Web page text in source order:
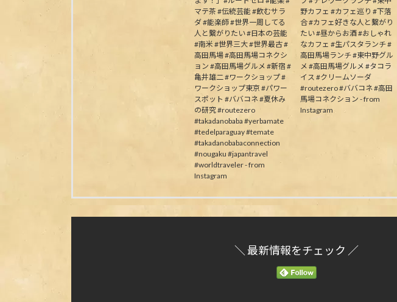
マテ茶 #伝統芸能 #飲むサラ
ダ #能楽師 #世界一周してる
人と繋がりたい #日本の芸能
#南米 #世界三大 #世界最古 #
高田馬場 #高田馬場コネクシ
ョン #高田馬場グルメ #新宿 #
亀井雄二 #ワークショップ #
ワークショップ東京 #パワー
スポット #ババコネ #夏休み
の研究 #routezero
#takadanobaba #yerbamate
#tedelparaguay #temate
#takadanobabaconnection
#nougaku #japantravel
#worldtraveler - from
Instagram
野カフェ #カフェ巡り #下落
合 #カフェ好きな人と繋がり
たい #昼からお酒 #おしゃれ
なカフェ #生パスタランチ #
高田馬場ランチ #東中野グル
メ #高田馬場グルメ #タコラ
イス #クリームソーダ
#routezero #ババコネ #高田
馬場コネクション - from
Instagram
＼ 最新情報をチェック ／